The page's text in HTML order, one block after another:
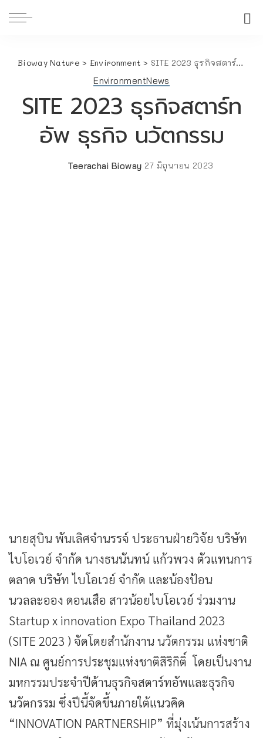
Bioway Nature > Environment > SITE 2023 ธุรกิจสตาร์ทอัพ ธุรกิจ นวัตกรรม
EnvironmentNews
SITE 2023 ธุรกิจสตาร์ท
อัพ ธุรกิจ นวัตกรรม
Posted
Teerachai Bioway 27 มิถุนายน 2023
นายสุบิน​ พันเลิศ​จำ​นร​ร​จ์​ ประธาน​ฝ่ายวิจัย​ บริษัท​
ไบโอเวย์​ จำกัด​ นางธนนันทน์​ แก้ว​พวง​ ตัวแทน​การ
ตลาด​ บริษัท​ ไบโอ​เวย์​ จำกัด​ และน้องป้อน
นวลละออง ดอนเสือ สาวน้อยไบโอเวย์ ร่วมงาน
Startup x innovation Expo Thailand 2023
(SITE 2023 ) จัดโดยสำนักงาน นวัตกรรม ​แห่งชาติ​
NIA ณ ศูนย์การประชุมแห่งชาติสิริกิติ์ โดยเป็นงาน
มหกรรมประจำปีด้านธุรกิจสตาร์ทอัพและธุรกิจ
นวัตกรรม ซึ่งปีนี้จัดขึ้นภายใต้แนวคิด
“INNOVATION PARTNERSHIP” ที่มุ่งเน้นการสร้าง